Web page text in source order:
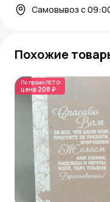
Самовывоз с
Похожие
По промоЛЕТО
цена 208 ₽